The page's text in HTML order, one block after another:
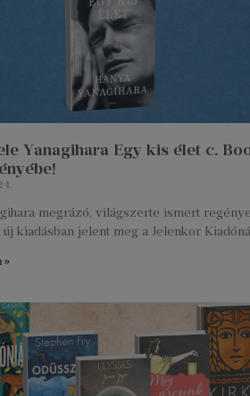
Yanagihara Egy kis élet c.
megrázó, világszerte ismert
kiadásban jelent meg a Jelenkor
»